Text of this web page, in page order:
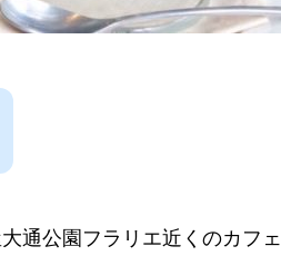
通公園フラリエ近くのカフェ